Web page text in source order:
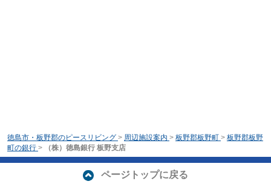
徳島市・板野郡のピースリビング > 周辺施設案内 > 板野郡板野町 > 板野郡板野
町の銀行 > （株）徳島銀行 板野支店
ページトップに戻る